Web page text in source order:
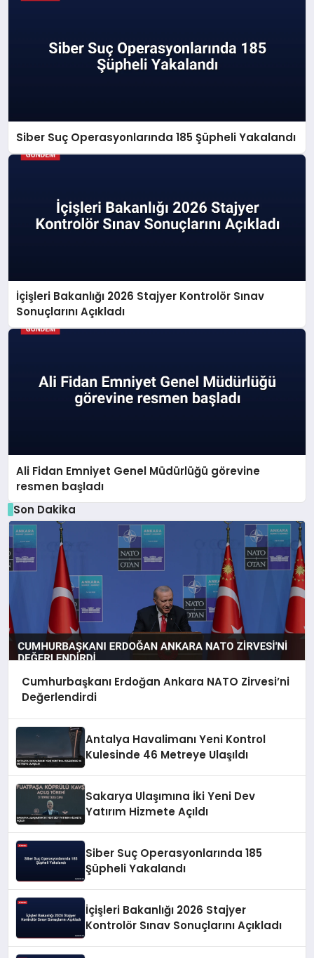
Siber Suç Operasyonlarında 185 Şüpheli Yakalandı
İçişleri Bakanlığı 2026 Stajyer Kontrolör Sınav
Sonuçlarını Açıkladı
Ali Fidan Emniyet Genel Müdürlüğü görevine
resmen başladı
Son Dakika
Cumhurbaşkanı Erdoğan Ankara NATO Zirvesi’ni
Değerlendirdi
Antalya Havalimanı Yeni Kontrol
Kulesinde 46 Metreye Ulaşıldı
Sakarya Ulaşımına İki Yeni Dev
Yatırım Hizmete Açıldı
Siber Suç Operasyonlarında 185
Şüpheli Yakalandı
İçişleri Bakanlığı 2026 Stajyer
Kontrolör Sınav Sonuçlarını Açıkladı